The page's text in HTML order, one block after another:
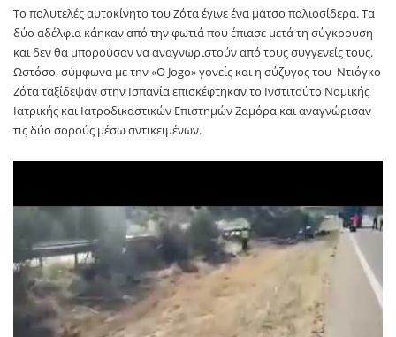
Το πολυτελές αυτοκίνητο του Ζότα έγινε ένα μάτσο παλιοσίδερα. Τα
δύο αδέλφια κάηκαν από την φωτιά που έπιασε μετά τη σύγκρουση
και δεν θα μπορούσαν να αναγνωριστούν από τους συγγενείς τους.
Ωστόσο, σύμφωνα με την «O Jogo» γονείς και η σύζυγος του Ντιόγκο
Ζότα ταξίδεψαν στην Ισπανία επισκέφτηκαν το Ινστιτούτο Νομικής
Ιατρικής και Ιατροδικαστικών Επιστημών Ζαμόρα και αναγνώρισαν
τις δύο σορούς μέσω αντικειμένων.